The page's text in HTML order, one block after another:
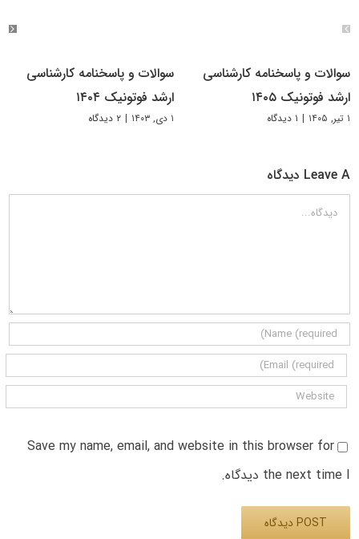
سوالات و پاسخنامه کارشناسی
ارشد فوتونیک ۱۴۰۵
۱ تیر, ۱۴۰۵ | ۱ دیدگاه
سوالات و پاسخنامه کارشناسی
ارشد فوتونیک ۱۴۰۴
۱ دی, ۱۴۰۳ | ۲ دیدگاه
Leave A دیدگاه
دیدگاه
Save my name, email, and website in this browser for
the next time I دیدگاه.